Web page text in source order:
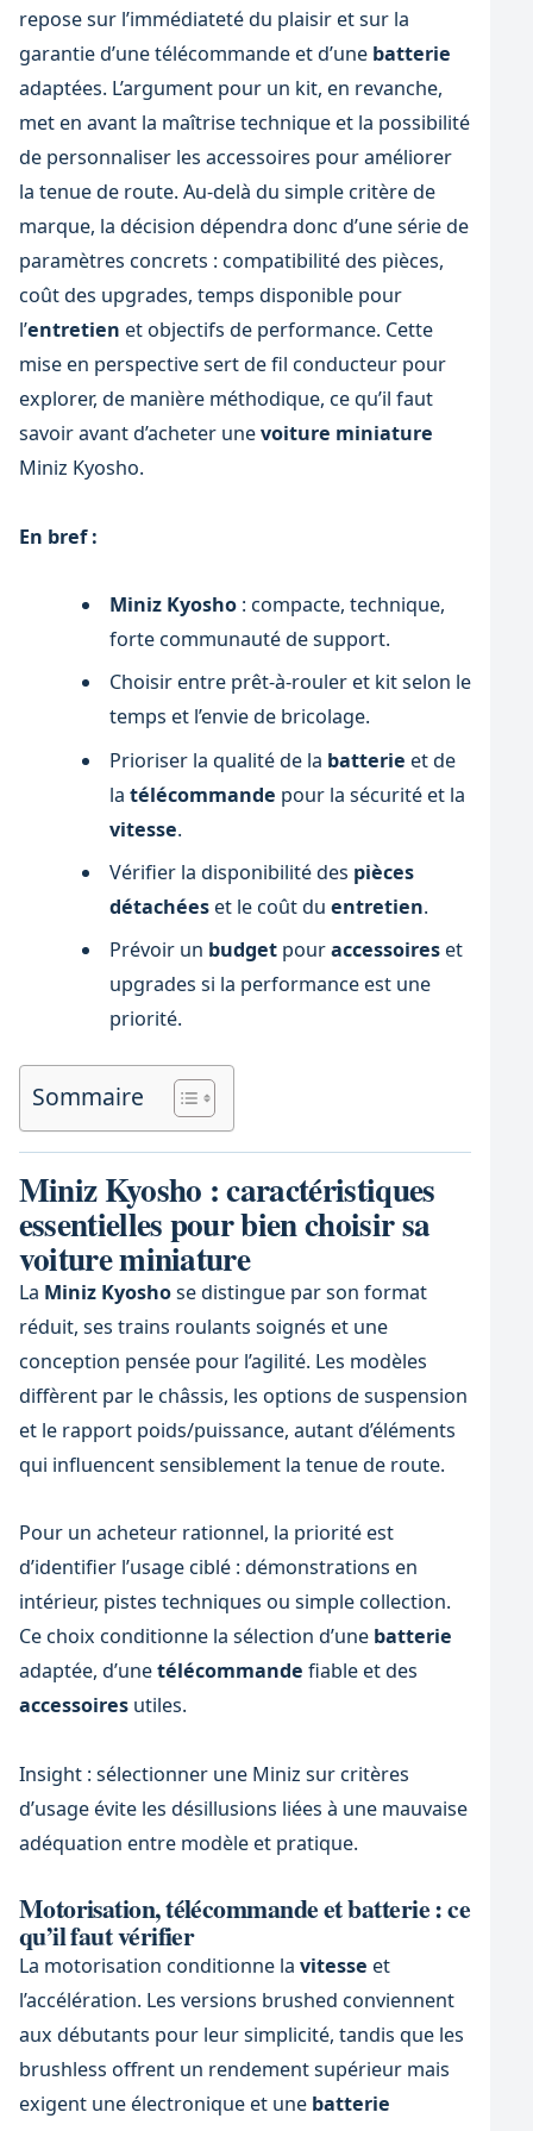
repose sur l’immédiateté du plaisir et sur la
garantie d’une télécommande et d’une batterie
adaptées. L’argument pour un kit, en revanche,
met en avant la maîtrise technique et la possibilité
de personnaliser les accessoires pour améliorer
la tenue de route. Au-delà du simple critère de
marque, la décision dépendra donc d’une série de
paramètres concrets : compatibilité des pièces,
coût des upgrades, temps disponible pour
l’entretien et objectifs de performance. Cette
mise en perspective sert de fil conducteur pour
explorer, de manière méthodique, ce qu’il faut
savoir avant d’acheter unevoiture miniature
Miniz Kyosho.
En bref :
Miniz Kyosho: compacte, technique,
forte communauté de support.
Choisir entre prêt-à-rouler et kit selon le
temps et l’envie de bricolage.
Prioriser la qualité de la batterie et de
la télécommande pour la sécurité et la
vitesse.
Vérifier la disponibilité des pièces
détachéeset le coût du entretien.
Prévoir un budgetpouraccessoireset
upgrades si la performance est une
priorité.
Sommaire
Miniz Kyosho : caractéristiques
essentielles pour bien choisir sa
voiture miniature
La Miniz Kyoshose distingue par son format
réduit, ses trains roulants soignés et une
conception pensée pour l’agilité. Les modèles
diffèrent par le châssis, les options de suspension
et le rapport poids/puissance, autant d’éléments
qui influencent sensiblement la tenue de route.
Pour un acheteur rationnel, la priorité est
d’identifier l’usage ciblé : démonstrations en
intérieur, pistes techniques ou simple collection.
Ce choix conditionne la sélection d’une batterie
adaptée, d’unetélécommande fiable et des
accessoiresutiles.
Insight : sélectionner une Miniz sur critères
d’usage évite les désillusions liées à une mauvaise
adéquation entre modèle et pratique.
Motorisation, télécommande et batterie : ce
qu’il faut vérifier
La motorisation conditionne la vitesse et
l’accélération. Les versions brushed conviennent
aux débutants pour leur simplicité, tandis que les
brushless offrent un rendement supérieur mais
exigent une électronique et une batterie